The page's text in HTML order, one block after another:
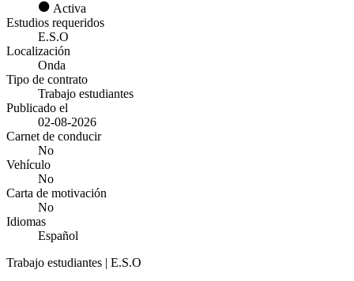
Activa
Estudios requeridos
E.S.O
Localización
Onda
Tipo de contrato
Trabajo estudiantes
Publicado el
02-08-2026
Carnet de conducir
No
Vehículo
No
Carta de motivación
No
Idiomas
Español
Trabajo estudiantes | E.S.O